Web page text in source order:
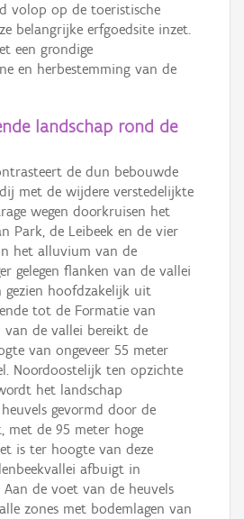
volop op de toeristische
belangrijke erfgoedsite inzet.
een grondige
en herbestemming van de
landschap rond de
de dun bebouwde
met de wijdere verstedelijkte
wegen doorkruisen het
Park, de Leibeek en de vier
het alluvium van de
gelegen flanken van de vallei
gezien hoofdzakelijk uit
tot de Formatie van
van de vallei bereikt de
van ongeveer 55 meter
Noordoostelijk ten opzichte
het landschap
gevormd door de
met de 95 meter hoge
is ter hoogte van deze
afbuigt in
de voet van de heuvels
zones met bodemlagen van